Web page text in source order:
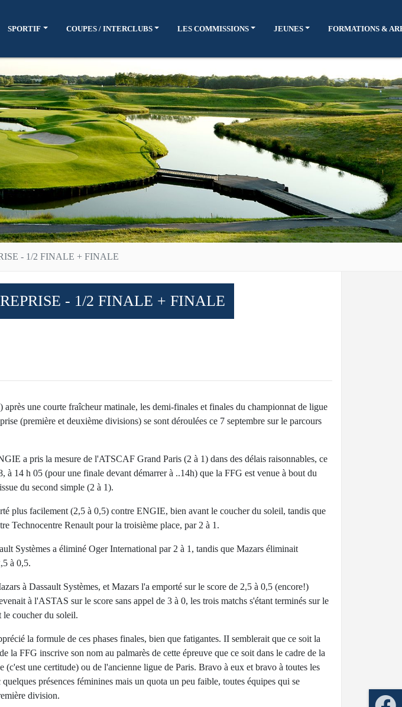
SPORTIF COUPES / INTERCLUBS LES COMMISSIONS JEUNES FORMATIONS &
- 1/2 FINALE + FINALE
- 1/2 FINALE + FINALE
après une courte fraîcheur matinale, les demi-finales et finales du championnat de ligue
(première et deuxième divisions) se sont déroulées ce 7 septembre sur le parcours
a pris la mesure de l'ATSCAF Grand Paris (2 à 1) dans des délais raisonnables, ce
à 14 h 05 (pour une finale devant démarrer à ..14h) que la FFG est venue à bout du
du second simple (2 à 1).
plus facilement (2,5 à 0,5) contre ENGIE, bien avant le coucher du soleil, tandis que
Technocentre Renault pour la troisième place, par 2 à 1.
Systèmes a éliminé Oger International par 2 à 1, tandis que Mazars éliminait
à 0,5.
à Dassault Systèmes, et Mazars l'a emporté sur le score de 2,5 à 0,5 (encore!)
à l'ASTAS sur le score sans appel de 3 à 0, les trois matchs s'étant terminés sur le
le coucher du soleil.
la formule de ces phases finales, bien que fatigantes. II semblerait que ce soit la
la FFG inscrive son nom au palmarès de cette épreuve que ce soit dans le cadre de la
(c'est une certitude) ou de l'ancienne ligue de Paris. Bravo à eux et bravo à toutes les
présences féminines mais un quota un peu faible, toutes équipes qui se
division.